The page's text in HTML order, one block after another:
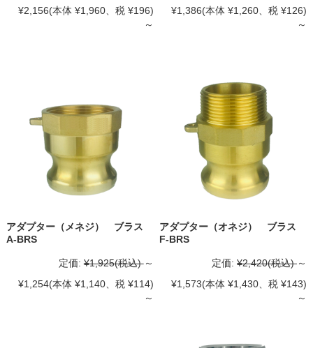
¥2,156(本体 ¥1,960、税 ¥196)
～
¥1,386(本体 ¥1,260、税 ¥126)
～
アダプター（メネジ） ブラス
A-BRS
定価: ¥1,925(税込) ～
¥1,254(本体 ¥1,140、税 ¥114)
～
アダプター（オネジ） ブラス
F-BRS
定価: ¥2,420(税込) ～
¥1,573(本体 ¥1,430、税 ¥143)
～